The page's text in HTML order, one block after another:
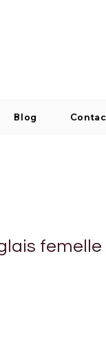
Blog
femelle